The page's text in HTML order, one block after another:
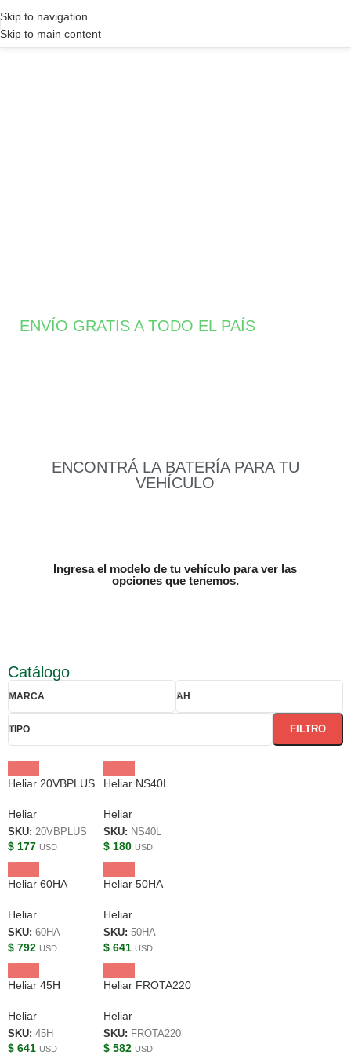
Skip to navigation
Skip to main content
ENVÍO GRATIS A TODO EL PAÍS
ENCONTRÁ LA BATERÍA PARA TU
VEHÍCULO
Ingresa el modelo de tu vehículo para ver las
opciones que tenemos.
Catálogo
MARCA AH
TIPO FILTRO
Heliar 20VBPLUS
Heliar
SKU: 20VBPLUS
$ 177 USD
Heliar NS40L
Heliar
SKU: NS40L
$ 180 USD
Heliar 60HA
Heliar
SKU: 60HA
$ 792 USD
Heliar 50HA
Heliar
SKU: 50HA
$ 641 USD
Heliar 45H
Heliar
SKU: 45H
$ 641 USD
Heliar FROTA220
Heliar
SKU: FROTA220
$ 582 USD